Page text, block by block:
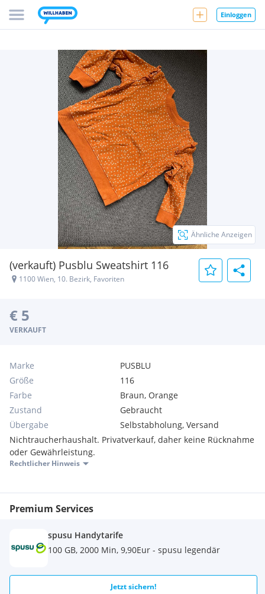
Einloggen
(verkauft) Pusblu Sweatshirt 116
1100 Wien, 10. Bezirk, Favoriten
Ähnliche Anzeigen
€ 5
VERKAUFT
Marke
PUSBLU
Größe
116
Farbe
Braun, Orange
Zustand
Gebraucht
Übergabe
Selbstabholung, Versand
Nichtraucherhaushalt. Privatverkauf, daher keine Rücknahme
oder Gewährleistung.
Rechtlicher Hinweis
Premium Services
spusu Handytarife
100 GB, 2000 Min, 9,90Eur - spusu legendär
Jetzt sichern!